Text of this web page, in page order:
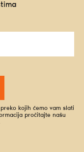
kojih ćemo vam slati
pročitajte našu